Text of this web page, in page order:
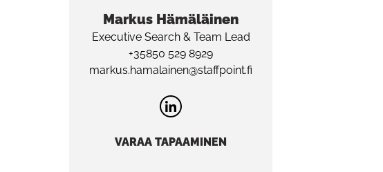
Markus Hämäläinen
Executive Search & Team Lead
+35850 529 8929
markus.hamalainen@staffpoint.fi
VARAA TAPAAMINEN